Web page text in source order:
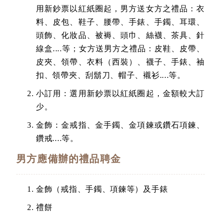
用新鈔票以紅紙圈起，男方送女方之禮品：衣
料、皮包、鞋子、腰帶、手錶、手鐲、耳環、
頭飾、化妝品、被褥、頭巾、絲襪、茶具、針
線盒....等；女方送男方之禮品：皮鞋、皮帶、
皮夾、領帶、衣料（西裝）、襪子、手錶、袖
扣、領帶夾、刮鬍刀、帽子、襯衫....等。
小訂用：選用新鈔票以紅紙圈起，金額較大訂
少。
金飾：金戒指、金手鐲、金項鍊或鑽石項鍊、
鑽戒....等。
男方應備辦的禮品聘金
金飾（戒指、手鐲、項鍊等）及手錶
禮餅